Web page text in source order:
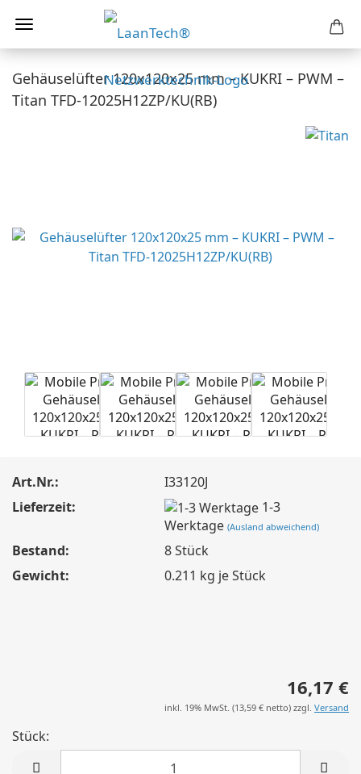
Gehäuselüfter 120x120x25 mm – KUKRI – PWM –
Titan TFD-12025H12ZP/KU(RB)
Art.Nr.:
I33120J
Lieferzeit:
1-3
Werktage(Ausland abweichend)
Bestand: 8Stück
Gewicht:
0.211 kg je Stück
16,17 €
inkl. 19% MwSt. (13,59 € netto) zzgl. Versand
Stück:
Stück